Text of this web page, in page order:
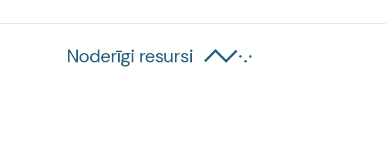
Noderīgi resursi